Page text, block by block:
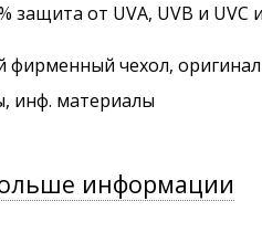
защита от UVA, UVB и UVC
фирменный чехол,
инф. материалы
информации